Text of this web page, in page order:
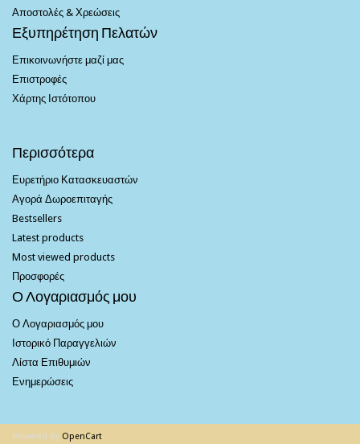
Αποστολές & Χρεώσεις
Εξυπηρέτηση Πελατών
Επικοινωνήστε μαζί μας
Επιστροφές
Χάρτης Ιστότοπου
Περισσότερα
Ευρετήριο Κατασκευαστών
Αγορά Δωροεπιταγής
Bestsellers
Latest products
Most viewed products
Προσφορές
Ο Λογαριασμός μου
Ο Λογαριασμός μου
Ιστορικό Παραγγελιών
Λίστα Επιθυμιών
Ενημερώσεις
Powered By OpenCart